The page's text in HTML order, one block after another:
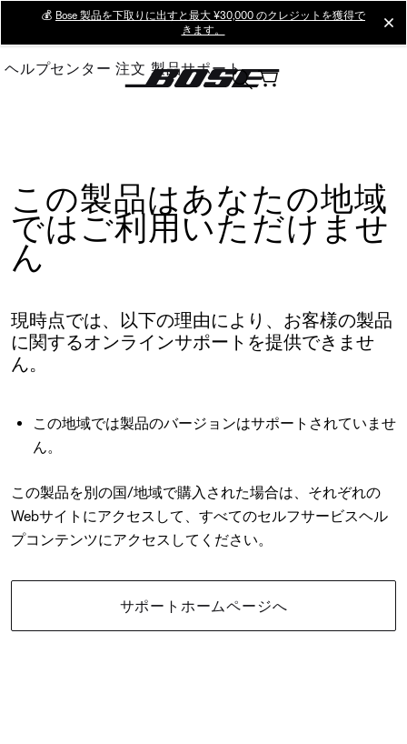
Main
💰 Bose 製品を下取りに出すと最大 ¥30,000 のクレジットを獲得で
きます。
ヘルプセンター 注文 製品サポート
この製品はあなたの地域
ではご利用いただけませ
ん
現時点では、以下の理由により、お客様の製品
に関するオンラインサポートを提供できませ
ん。
この地域では製品のバージョンはサポートされていませ
ん。
この製品を別の国/地域で購入された場合は、それぞれの
Webサイトにアクセスして、すべてのセルフサービスヘル
プコンテンツにアクセスしてください。
サポートホームページへ